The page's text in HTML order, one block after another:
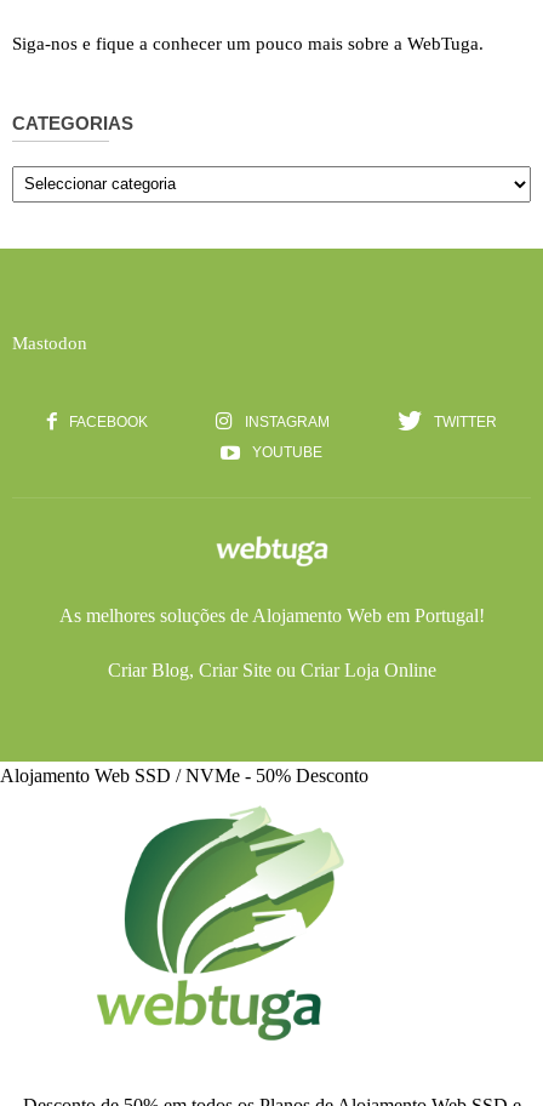
Siga-nos e fique a conhecer um pouco mais sobre a WebTuga.
CATEGORIAS
Categorias
Mastodon
FACEBOOK INSTAGRAM
TWITTER
YOUTUBE
As melhores soluções de Alojamento Webem Portugal!
Criar Blog, Criar Siteou Criar Loja Online
Alojamento Web SSD / NVMe - 50% Desconto